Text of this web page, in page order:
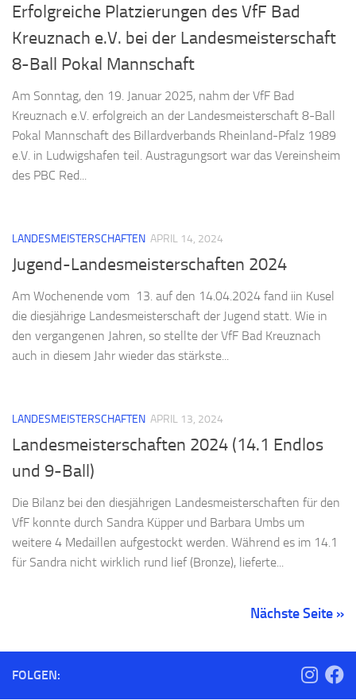
Erfolgreiche Platzierungen des VfF Bad
Kreuznach e.V. bei der Landesmeisterschaft
8-Ball Pokal Mannschaft
Am Sonntag, den 19. Januar 2025, nahm der VfF Bad
Kreuznach e.V. erfolgreich an der Landesmeisterschaft 8-Ball
Pokal Mannschaft des Billardverbands Rheinland-Pfalz 1989
e.V. in Ludwigshafen teil. Austragungsort war das Vereinsheim
des PBC Red...
LANDESMEISTERSCHAFTEN APRIL 14, 2024
Jugend-Landesmeisterschaften 2024
Am Wochenende vom 13. auf den 14.04.2024 fand iin Kusel
die diesjährige Landesmeisterschaft der Jugend statt. Wie in
den vergangenen Jahren, so stellte der VfF Bad Kreuznach
auch in diesem Jahr wieder das stärkste...
LANDESMEISTERSCHAFTEN APRIL 13, 2024
Landesmeisterschaften 2024 (14.1 Endlos
und 9-Ball)
​Die Bilanz bei den diesjährigen Landesmeisterschaften für den
VfF konnte durch Sandra Küpper und Barbara Umbs um
weitere 4 Medaillen aufgestockt werden. Während es im 14.1
für Sandra nicht wirklich rund lief (Bronze), lieferte...
Nächste Seite »
FOLGEN: